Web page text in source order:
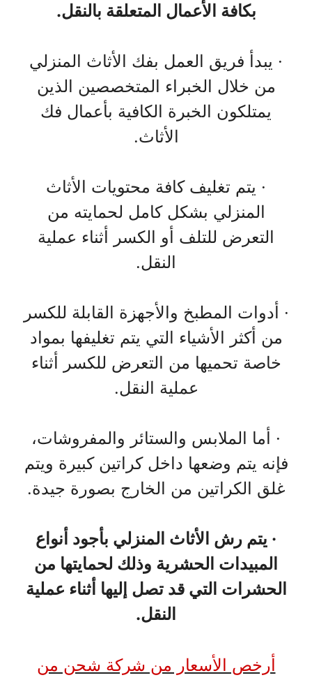
بكافة الأعمال المتعلقة بالنقل.
· يبدأ فريق العمل بفك الأثاث المنزلي
من خلال الخبراء المتخصصين الذين
يمتلكون الخبرة الكافية بأعمال فك
الأثاث.
· يتم تغليف كافة محتويات الأثاث
المنزلي بشكل كامل لحمايته من
التعرض للتلف أو الكسر أثناء عملية
النقل.
· أدوات المطبخ والأجهزة القابلة للكسر
من أكثر الأشياء التي يتم تغليفها بمواد
خاصة تحميها من التعرض للكسر أثناء
عملية النقل.
· أما الملابس والستائر والمفروشات،
فإنه يتم وضعها داخل كراتين كبيرة ويتم
غلق الكراتين من الخارج بصورة جيدة.
· يتم رش الأثاث المنزلي بأجود أنواع
المبيدات الحشرية وذلك لحمايتها من
الحشرات التي قد تصل إليها أثناء عملية
النقل.
أرخص الأسعار من شركة شحن من